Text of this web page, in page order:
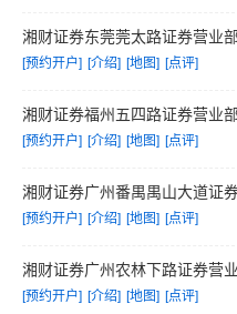
湘财证券东莞莞太路证券营业部
[预约开户] [介绍] [地图] [点评]
湘财证券福州五四路证券营业部
[预约开户] [介绍] [地图] [点评]
湘财证券广州番禺禺山大道证
[预约开户] [介绍] [地图] [点评]
湘财证券广州农林下路证券营
[预约开户] [介绍] [地图] [点评]